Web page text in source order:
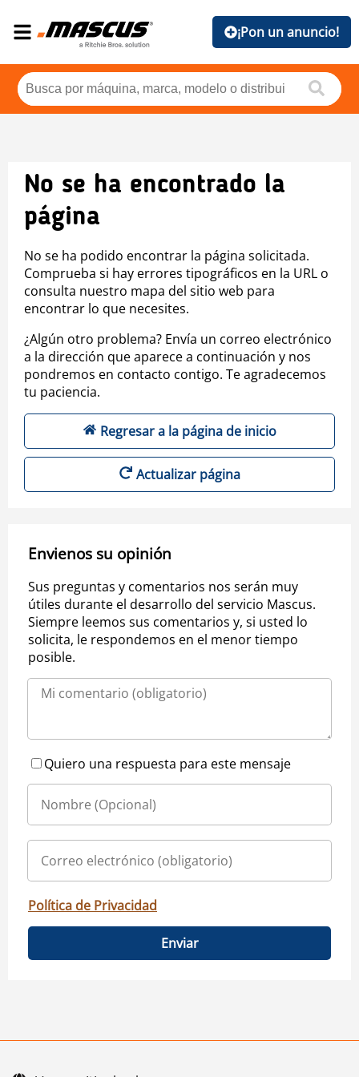
¡Pon un anuncio!
No se ha encontrado la
página
No se ha podido encontrar la página solicitada.
Comprueba si hay errores tipográficos en la URL o
consulta nuestro mapa del sitio web para
encontrar lo que necesites.
¿Algún otro problema? Envía un correo electrónico
a la dirección que aparece a continuación y nos
pondremos en contacto contigo. Te agradecemos
tu paciencia.
Regresar a la página de inicio
Actualizar página
Envienos su opinión
Sus preguntas y comentarios nos serán muy
útiles durante el desarrollo del servicio Mascus.
Siempre leemos sus comentarios y, si usted lo
solicita, le respondemos en el menor tiempo
posible.
Quiero una respuesta para este mensaje
Política de Privacidad
Enviar